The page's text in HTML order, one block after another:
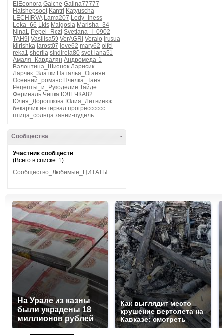
ElEeonora Galche Galina77777
Hatshepsoot Kantri Katyuscha
LECHIRVA Lama207 Ledy_Iness
Leka_66 Lkis Malgosia Marisha_34
NinaL Pepel_Rozi Svetlana_I_0902
TAH9I Vasilisa59 VerAGRI Veralo irusua
kiirishka larost07 love62 mary62 olfel
reka1 sherila sindirela80 svet-lana51
Амаля_Кардалян Андромеда-1
Валентина_Шиенок Ларисик
Ларчик_Златки Наталья_Оганян
Осенний_романс Пчёлка_Таня
Рецепты_и_Рукоделие Тайде
Фериналь Чипка ЮЛЕЧКА82
Юлия_Дорошкова Юлия_Литвинюк
бекарчик интервал прогресссссс
птица_солнца ханни-пудель
-
Сообщества
Участник сообществ
(Всего в списке: 1)
Сообщество_Любимые_ЦИТАТЫ
На Урале из казны
были украдены 18
миллионов рублей
Как выглядит место
крушение вертолета на
Кавказе: смотреть